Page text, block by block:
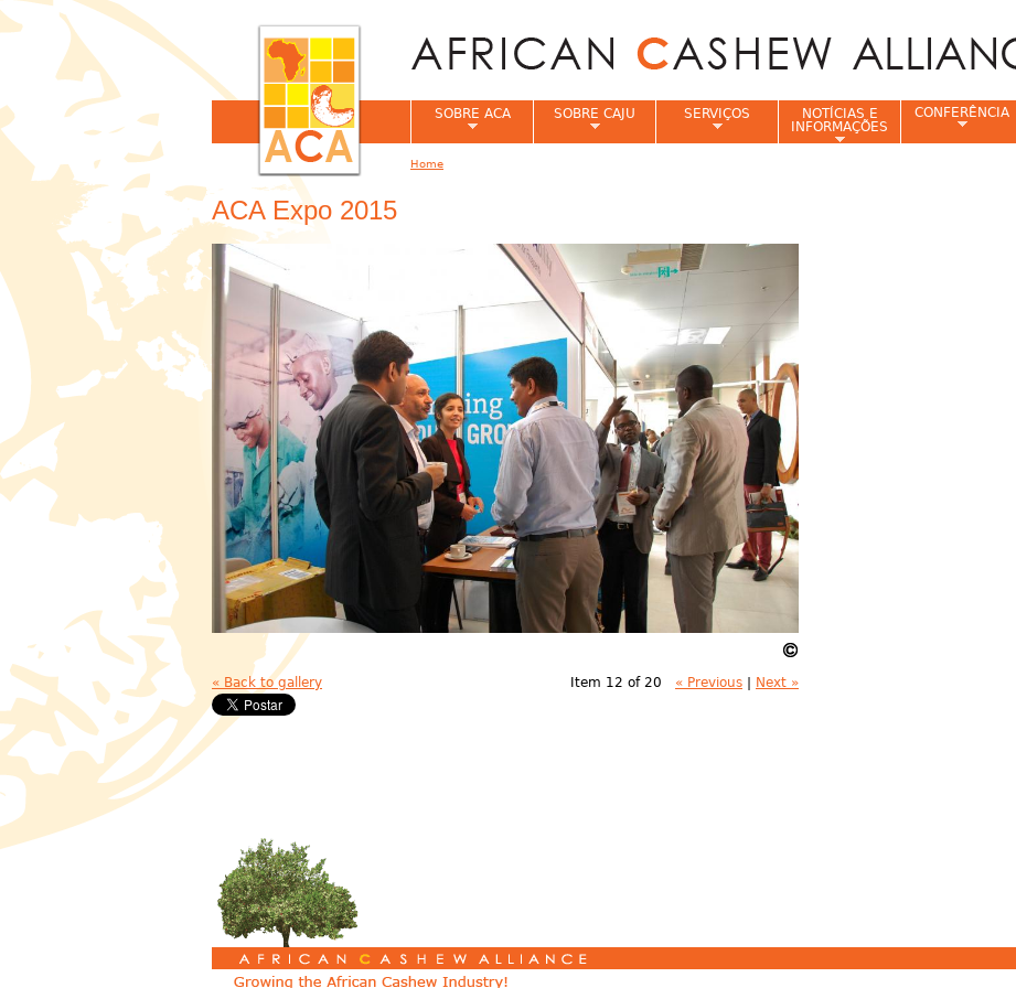
ACA Expo 2015
« Back to gallery Item 12 of 20 « Previous Next »
SOBRE ACA SOBRE CAJU SERVIÇOS
NOTÍCIAS E
INFORMAÇÕES
CONFERÊNCIA
Home